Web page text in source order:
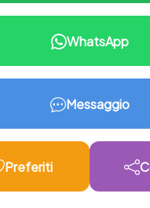
WhatsApp
Messaggio
Preferiti